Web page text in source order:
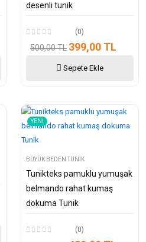
desenli tunik
(0)
500,00 TL 399,00 TL
Sepete Ekle
YENI
BÜYÜK BEDEN TUNIK
Tunikteks pamuklu yumuşak
belmando rahat kumaş
dokuma Tunik
(0)